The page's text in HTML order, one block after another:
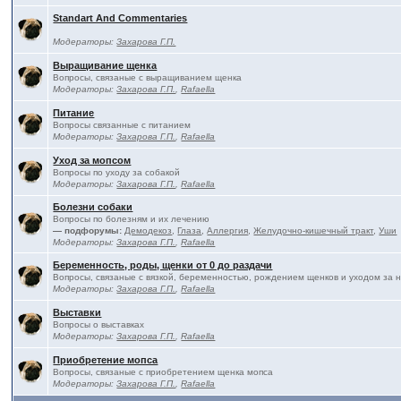
Standart And Commentaries
Модераторы:Захарова Г.П.
Выращивание щенка
Вопросы, связаные с выращиванием щенка
Модераторы:Захарова Г.П. ,Rafaella
Питание
Вопросы связанные с питанием
Модераторы:Захарова Г.П. ,Rafaella
Уход за мопсом
Вопросы по уходу за собакой
Модераторы:Захарова Г.П. ,Rafaella
Болезни собаки
Вопросы по болезням и их лечению
— подфорумы: Демодекоз ,Глаза ,Аллергия ,Желудочно-кишечный тракт,Уши
Модераторы:Захарова Г.П. ,Rafaella
Беременность, роды, щенки от 0 до раздачи
Вопросы, связаные с вязкой, беременностью, рождением щенков и уходом за
Модераторы:Захарова Г.П. ,Rafaella
Выставки
Вопросы о выставках
Модераторы:Захарова Г.П. ,Rafaella
Приобретение мопса
Вопросы, связаные с приобретением щенка мопса
Модераторы:Захарова Г.П. ,Rafaella